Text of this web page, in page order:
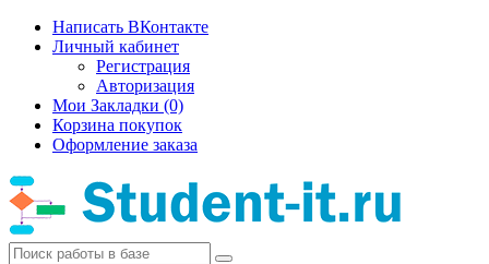
Написать ВКонтакте
Личный кабинет
Регистрация
Авторизация
Мои Закладки (0)
Корзина покупок
Оформление заказа